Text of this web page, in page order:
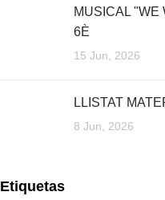
MUSICAL "WE
6È
15 Jun, 2026
LLISTAT
8 Jun, 2026
Etiquetas